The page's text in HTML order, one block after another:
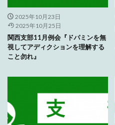
2025年10月23日
2025年10月25日
関西支部11月例会『ドパミンを無
視してアディクションを理解する
こと勿れ』